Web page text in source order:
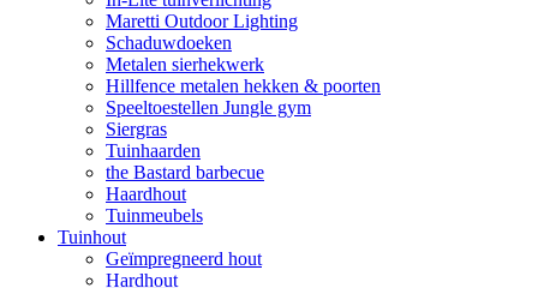
Maretti Outdoor Lighting
Schaduwdoeken
Metalen sierhekwerk
Hillfence metalen hekken & poorten
Speeltoestellen Jungle gym
Siergras
Tuinhaarden
the Bastard barbecue
Haardhout
Tuinmeubels
Tuinhout
Geïmpregneerd hout
Hardhout